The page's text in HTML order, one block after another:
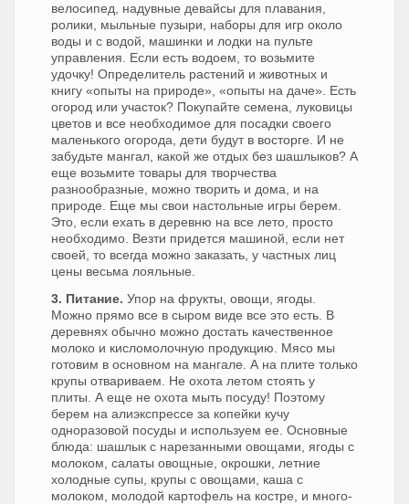
велосипед, надувные девайсы для плавания,
ролики, мыльные пузыри, наборы для игр около
воды и с водой, машинки и лодки на пульте
управления. Если есть водоем, то возьмите
удочку! Определитель растений и животных и
книгу «опыты на природе», «опыты на даче». Есть
огород или участок? Покупайте семена, луковицы
цветов и все необходимое для посадки своего
маленького огорода, дети будут в восторге. И не
забудьте мангал, какой же отдых без шашлыков? А
еще возьмите товары для творчества
разнообразные, можно творить и дома, и на
природе. Еще мы свои настольные игры берем.
Это, если ехать в деревню на все лето, просто
необходимо. Везти придется машиной, если нет
своей, то всегда можно заказать, у частных лиц
цены весьма лояльные.
3. Питание. Упор на фрукты, овощи, ягоды.
Можно прямо все в сыром виде все это есть. В
деревнях обычно можно достать качественное
молоко и кисломолочную продукцию. Мясо мы
готовим в основном на мангале. А на плите только
крупы отвариваем. Не охота летом стоять у
плиты. А еще не охота мыть посуду! Поэтому
берем на алиэкспрессе за копейки кучу
одноразовой посуды и используем ее. Основные
блюда: шашлык с нарезанными овощами, ягоды с
молоком, салаты овощные, окрошки, летние
холодные супы, крупы с овощами, каша с
молоком, молодой картофель на костре, и много-